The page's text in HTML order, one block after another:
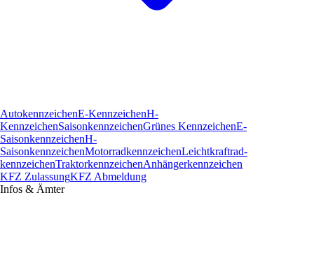
AutokennzeichenE-KennzeichenH-
KennzeichenSaisonkennzeichenGrünes KennzeichenE-
SaisonkennzeichenH-
SaisonkennzeichenMotorradkennzeichenLeichtkraftrad­
kennzeichenTraktorkennzeichenAnhängerkennzeichen
KFZ ZulassungKFZ Abmeldung
Infos & Ämter